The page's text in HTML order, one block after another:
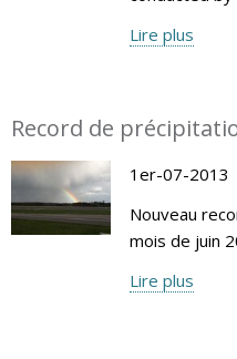
Lire plus
Record de
1er-07-2013
Nouveau
mois de juin
Lire plus